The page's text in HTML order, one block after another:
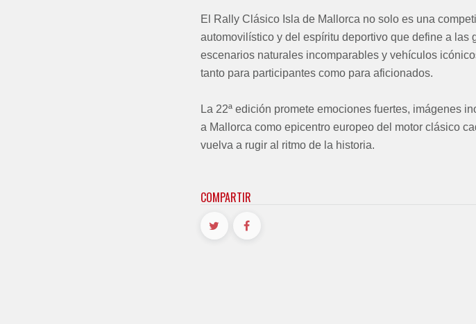
El Rally Clásico Isla de Mallorca no solo es una
automovilístico y del espíritu deportivo que define a las
escenarios naturales incomparables y vehículos
tanto para participantes como para aficionados.
La 22ª edición promete emociones fuertes, imágenes
a Mallorca como epicentro europeo del motor clásico
vuelva a rugir al ritmo de la historia.
COMPARTIR